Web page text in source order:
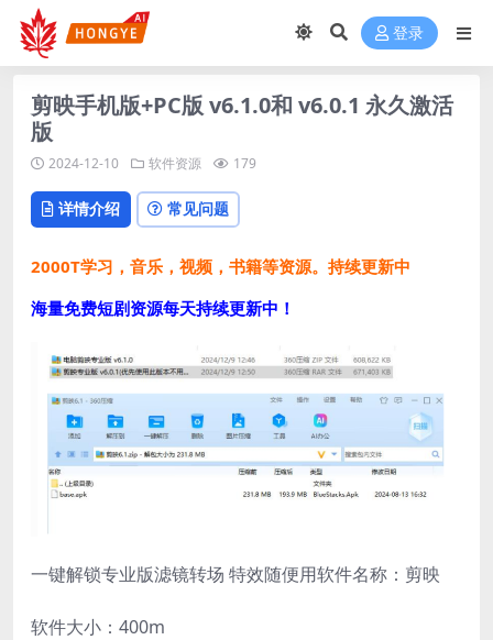
登录
剪映手机版+PC版 v6.1.0和 v6.0.1 永久激活
版
2024-12-10 软件资源 179
详情介绍 常见问题
2000T学习，音乐，视频，书籍等资源。持续更新中
海量免费短剧资源每天持续更新中！
一键解锁专业版滤镜转场 特效随便用软件名称：剪映
软件大小：400m